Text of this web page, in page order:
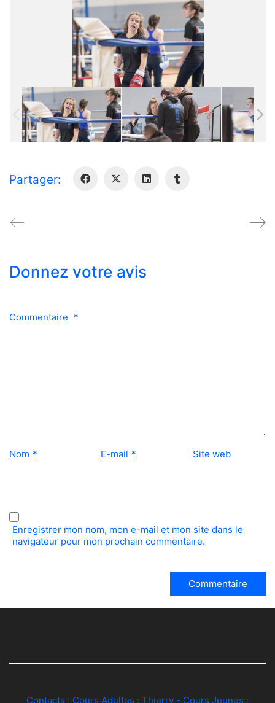
Partager:
Donnez votre avis
Commentaire *
Nom * E-mail * Site web
Enregistrer mon nom, mon e-mail et mon site dans le
navigateur pour mon prochain commentaire.
Contacts : Cours Adultes : Thierry - Cours Jeunes :